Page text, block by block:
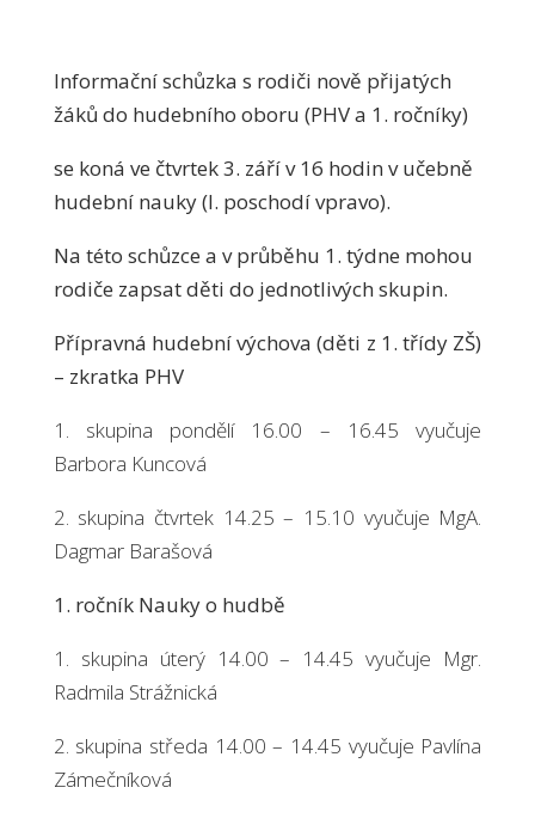
Informační schůzka s rodiči nově přijatých
žáků do hudebního oboru (PHV a 1. ročníky)
se koná ve čtvrtek 3. září v 16 hodin v učebně
hudební nauky (I. poschodí vpravo).
Na této schůzce a v průběhu 1. týdne mohou
rodiče zapsat děti do jednotlivých skupin.
Přípravná hudební výchova (děti z 1. třídy ZŠ)
– zkratka PHV
1. skupina pondělí 16.00 – 16.45 vyučuje
Barbora Kuncová
2. skupina čtvrtek 14.25 – 15.10 vyučuje MgA.
Dagmar Barašová
1. ročník Nauky o hudbě
1. skupina úterý 14.00 – 14.45 vyučuje Mgr.
Radmila Strážnická
2. skupina středa 14.00 – 14.45 vyučuje Pavlína
Zámečníková